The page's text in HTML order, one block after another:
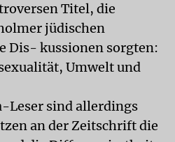
Titel, die
jüdischen
Dis- kussionen sorgten:
Umwelt und
Leser sind allerdings
an der Zeitschrift die